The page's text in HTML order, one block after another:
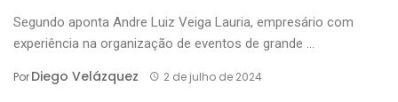
Segundo aponta Andre Luiz Veiga Lauria, empresário com
experiência na organização de eventos de grande ...
PorDiego Velázquez 2 de julho de 2024